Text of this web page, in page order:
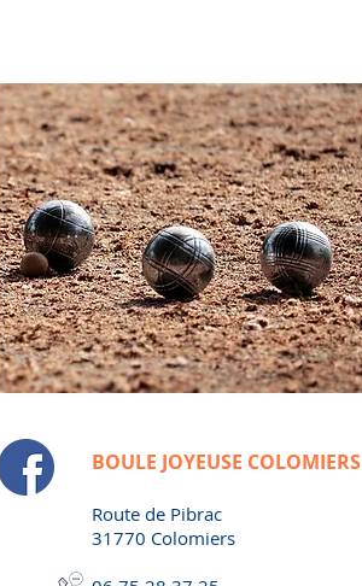
BOULE JOYEUSE COLOMIERS
Route de Pibrac
31770 Colomiers